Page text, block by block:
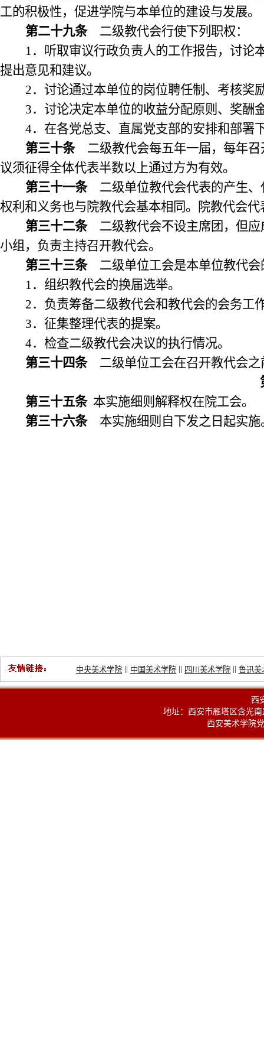
工的积极性，促进学院与本单位的建设与发展。
第二十九条二级教代会行使下列职权：
1．听取审议行政负责人的工作报告，讨论
提出意见和建议。
2．讨论通过本单位的岗位聘任制、考核奖
3．讨论决定本单位的收益分配原则、奖酬
4．在各党总支、直属党支部的安排和部署
第三十条二级教代会每五年一届，每年召
议须征得全体代表半数以上通过方为有效。
第三十一条二级单位教代会代表的产生、
权利和义务也与院教代会基本相同。院教代会
第三十二条二级教代会不设主席团，但应
小组，负责主持召开教代会。
第三十三条二级单位工会是本单位教代会
1．组织教代会的换届选举。
2．负责筹备二级教代会和教代会的会务工
3．征集整理代表的提案。
4．检查二级教代会决议的执行情况。
第三十四条二级单位工会在召开教代会之
第三十五条 本实施细则解释权在院工会。
第三十六条本实施细则自下发之日起实施
中央美术学院 || 中国美术学院 || 四川美术学院 || 鲁迅美
西
地址：西安市雁塔区含光
西安美术学院